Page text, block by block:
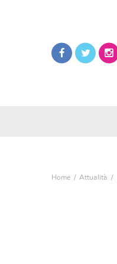
Home Attualità